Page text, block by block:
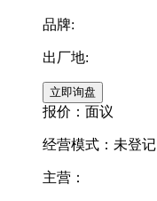
品牌:
出厂地:
报价： 面议
经营模式：未登记
主营：